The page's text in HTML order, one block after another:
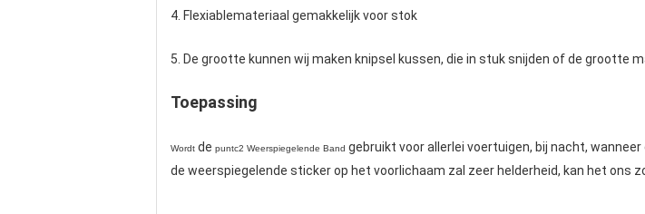
4. Flexiablemateriaal gemakkelijk voor stok
5. De grootte kunnen wij maken knipsel kussen, die in stuk snijden of de grootte
Toepassing
Wordt de puntc2 Weerspiegelende Band gebruikt voor allerlei voertuigen, bij nacht,
de weerspiegelende sticker op het voorlichaam zal zeer helderheid, kan het ons